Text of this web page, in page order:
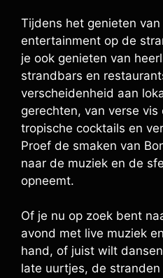
Tijdens het genieten
entertainment op de
je ook genieten van
strandbars en
verscheidenheid aan
gerechten, van verse
tropische cocktails en
Proef de smaken van
naar de muziek en de
opneemt.
Of je nu op zoek bent
avond met live muziek
hand, of juist wilt
late uurtjes, de